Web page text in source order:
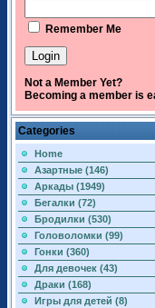
Remember Me
Not a Member Yet?
Becoming a member is
Categories
Home
Азартные (146)
Аркады (1949)
Бегалки (72)
Бродилки (530)
Головоломки (99)
Гонки (360)
Для девочек (43)
Драки (168)
Игры для детей (8)